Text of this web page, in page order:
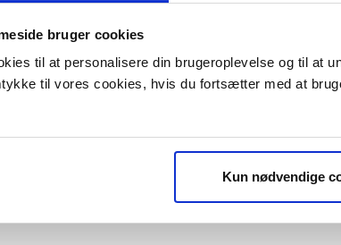
bruger cookies
til at personalisere din brugeroplevelse og til at
til vores cookies, hvis du fortsætter med at
Kun nødvendige